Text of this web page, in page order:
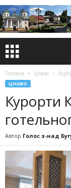
Головна Цікаво
ЦІКАВО
Курорти
Автор Голос з-над